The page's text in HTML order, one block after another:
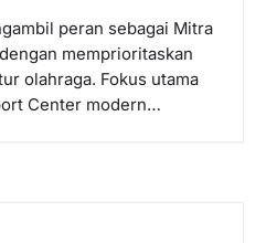
peran sebagai Mitra
memprioritaskan
olahraga. Fokus utama
Center modern…